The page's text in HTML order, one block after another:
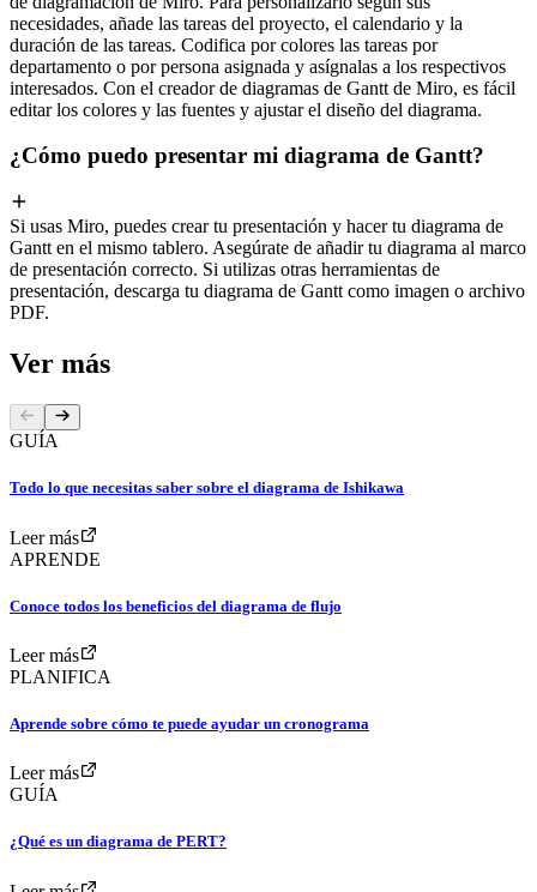
necesidades, añade las tareas del proyecto, el calendario y la
duración de las tareas. Codifica por colores las tareas por
departamento o por persona asignada y asígnalas a los respectivos
interesados. Con el creador de diagramas de Gantt de Miro, es fácil
editar los colores y las fuentes y ajustar el diseño del diagrama.
¿Cómo puedo presentar mi diagrama de Gantt?
Si usas Miro, puedes crear tu presentación y hacer tu diagrama de
Gantt en el mismo tablero. Asegúrate de añadir tu diagrama al marco
de presentación correcto. Si utilizas otras herramientas de
presentación, descarga tu diagrama de Gantt como imagen o archivo
PDF.
Ver más
GUÍA
Todo lo que necesitas saber sobre el diagrama de Ishikawa
Leer más
APRENDE
Conoce todos los beneficios del diagrama de flujo
Leer más
PLANIFICA
Aprende sobre cómo te puede ayudar un cronograma
Leer más
GUÍA
¿Qué es un diagrama de PERT?